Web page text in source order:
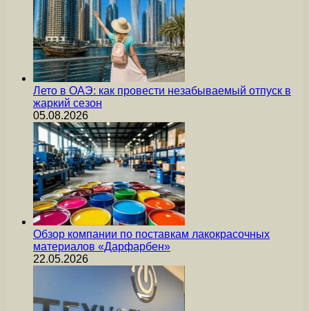
Лето в ОАЭ: как провести незабываемый отпуск в
жаркий сезон
05.08.2026
Обзор компании по поставкам лакокрасочных
материалов «Дарфарбен»
22.05.2026